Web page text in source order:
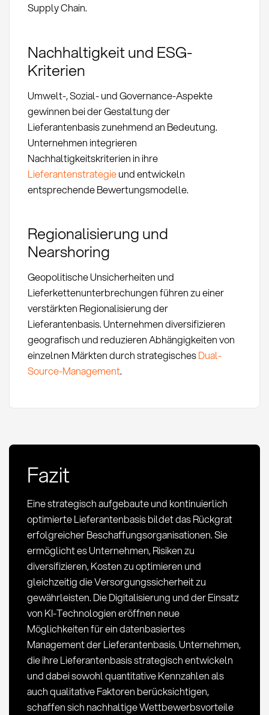
Supply Chain.
Nachhaltigkeit und ESG-
Kriterien
Umwelt-, Sozial- und Governance-Aspekte
gewinnen bei der Gestaltung der
Lieferantenbasis zunehmend an Bedeutung.
Unternehmen integrieren
Nachhaltigkeitskriterien in ihre
Lieferantenstrategieund entwickeln
entsprechende Bewertungsmodelle.
Regionalisierung und
Nearshoring
Geopolitische Unsicherheiten und
Lieferkettenunterbrechungen führen zu einer
verstärkten Regionalisierung der
Lieferantenbasis. Unternehmen diversifizieren
geografisch und reduzieren Abhängigkeiten von
einzelnen Märkten durch strategischesDual-
Source-Management.
Fazit
Eine strategisch aufgebaute und kontinuierlich
optimierte Lieferantenbasis bildet das Rückgrat
erfolgreicher Beschaffungsorganisationen. Sie
ermöglicht es Unternehmen, Risiken zu
diversifizieren, Kosten zu optimieren und
gleichzeitig die Versorgungssicherheit zu
gewährleisten. Die Digitalisierung und der Einsatz
von KI-Technologien eröffnen neue
Möglichkeiten für ein datenbasiertes
Management der Lieferantenbasis. Unternehmen,
die ihre Lieferantenbasis strategisch entwickeln
und dabei sowohl quantitative Kennzahlen als
auch qualitative Faktoren berücksichtigen,
schaffen sich nachhaltige Wettbewerbsvorteile